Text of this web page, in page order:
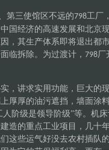
第三使馆区不远的798工厂
国经济的高速发展和北京
，其生产体系即将退出都
临拆除。为过渡计， 798厂
，讲求实用功能，巨大的
厚厚的油污遮挡，墙面涂
人阶级是领导阶级”等。机
造的重点工业项目，几十
这些运气好没去农村插队